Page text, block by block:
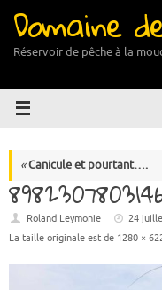
contenu
Domaine
Réservoir de pêche à la
«Canicule et pourtant….
Roland Leymonie
24
La taille originale est de 1280 ×